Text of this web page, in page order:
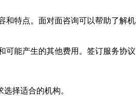
特点。面对面咨询可以帮助了解
能产生的其他费用。签订服务协
择适合的机构。